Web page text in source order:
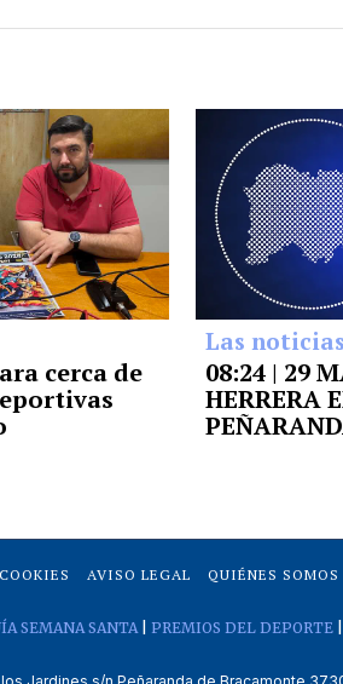
cerca de
Las
08:24 | 29
HERRERA
COOKIES AVISO LEGAL QUIÉNES SOMOS
SEMANA SANTA| PREMIOS DEL DEPORTE|